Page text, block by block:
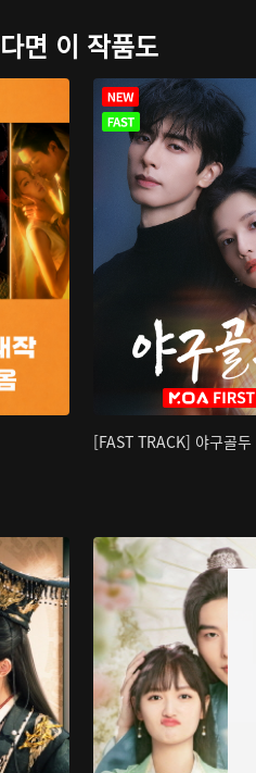
면 이 작품도
[FAST TRACK] 야구골두